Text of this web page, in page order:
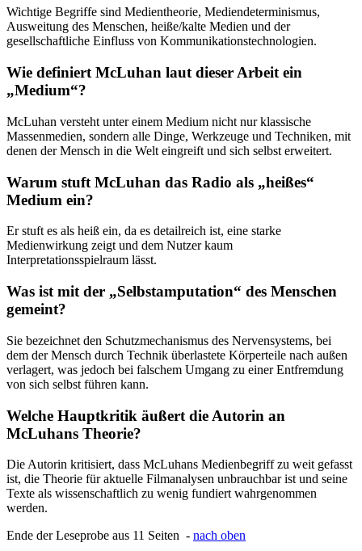
Wichtige Begriffe sind Medientheorie, Mediendeterminismus,
Ausweitung des Menschen, heiße/kalte Medien und der
gesellschaftliche Einfluss von Kommunikationstechnologien.
Wie definiert McLuhan laut dieser Arbeit ein
„Medium“?
McLuhan versteht unter einem Medium nicht nur klassische
Massenmedien, sondern alle Dinge, Werkzeuge und Techniken, mit
denen der Mensch in die Welt eingreift und sich selbst erweitert.
Warum stuft McLuhan das Radio als „heißes“
Medium ein?
Er stuft es als heiß ein, da es detailreich ist, eine starke
Medienwirkung zeigt und dem Nutzer kaum
Interpretationsspielraum lässt.
Was ist mit der „Selbstamputation“ des Menschen
gemeint?
Sie bezeichnet den Schutzmechanismus des Nervensystems, bei
dem der Mensch durch Technik überlastete Körperteile nach außen
verlagert, was jedoch bei falschem Umgang zu einer Entfremdung
von sich selbst führen kann.
Welche Hauptkritik äußert die Autorin an
McLuhans Theorie?
Die Autorin kritisiert, dass McLuhans Medienbegriff zu weit gefasst
ist, die Theorie für aktuelle Filmanalysen unbrauchbar ist und seine
Texte als wissenschaftlich zu wenig fundiert wahrgenommen
werden.
Ende der Leseprobe aus 11 Seiten - nach oben